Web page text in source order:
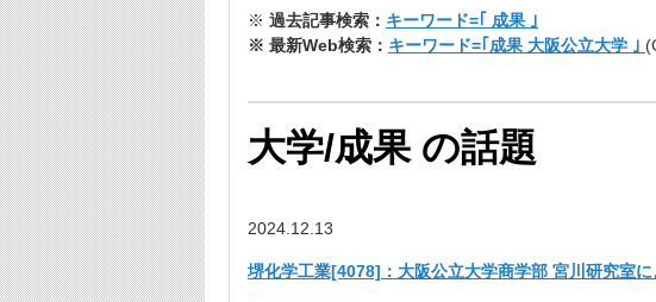
※ 過去記事検索： キーワード=｢ 成果 ｣
※ 最新Web検索： キーワード=｢成果 大阪公立大学 ｣
大学/成果 の話題
2024.12.13
堺化学工業[4078]：大阪公立大学商学部 宮川研究室